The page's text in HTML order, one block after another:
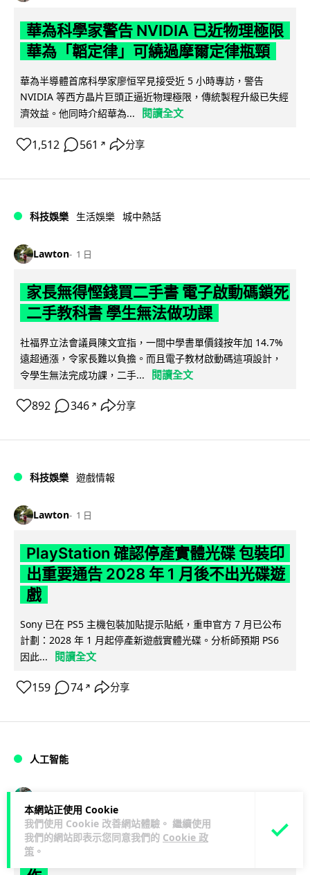
本網站正使用 Cookie
我們使用 Cookie 改善網站體驗。 繼續使用
我們的網站即表示您同意我們的 Cookie 政
策 。
華為科學家警告 NVIDIA 已近物理極限
華為「韜定律」可繞過摩爾定律瓶頸
華為半導體首席科學家廖恒罕見接受近 5 小時專訪，警告
NVIDIA 等西方晶片巨頭正逼近物理極限，傳統製程升級已失經
濟效益。他同時介紹華為...
閱讀全文
1,512 561 ↗ 分享
科技娛樂 生活娛樂 城中熱話
Lawton 1 日
家長無得慳錢買二手書 電子啟動碼鎖死
二手教科書 學生無法做功課
社福界立法會議員陳文宜指，一間中學書單價錢按年加 14.7%
遠超通漲，令家長難以負擔。而且電子教材啟動碼這項設計，
令學生無法完成功課，二手...
閱讀全文
892 346 ↗ 分享
科技娛樂 遊戲情報
Lawton 1 日
PlayStation 確認停產實體光碟 包裝印
出重要通告 2028 年 1 月後不出光碟遊
戲
Sony 已在 PS5 主機包裝加貼提示貼紙，重申官方 7 月已公布
計劃：2028 年 1 月起停產新遊戲實體光碟。分析師預期 PS6
因此...
閱讀全文
159 74 ↗ 分享
人工智能
Samsung 展示 Galaxy AI 新方向 未來
手機毋須輸入文字 轉向 Agent 全自動操